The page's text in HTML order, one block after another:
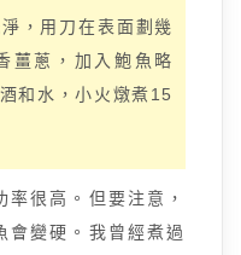
，用刀在表面劃幾
薑蔥，加入鮑魚略
和水，小火燉煮15
很高。但要注意，
會變硬。我曾經煮過